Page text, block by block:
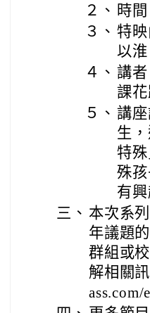
２、 時
３、 特
以淮
４、 講
課
５、 講
生
特
殊
有
三、 本次系
年議題
群組或
解相關